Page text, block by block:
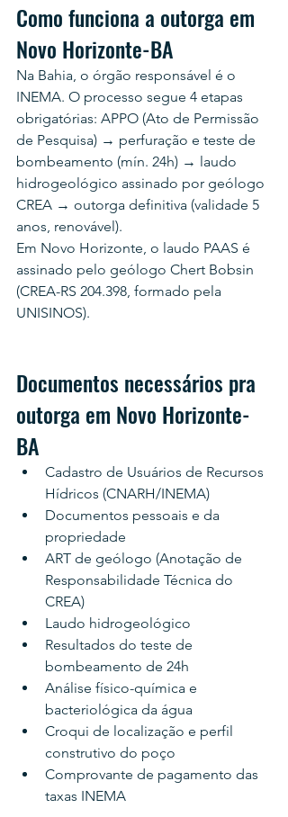
Como funciona a outorga em
Novo Horizonte-BA
Na Bahia, o órgão responsável é o
INEMA. O processo segue 4 etapas
obrigatórias: APPO (Ato de Permissão
de Pesquisa) → perfuração e teste de
bombeamento (mín. 24h) → laudo
hidrogeológico assinado por geólogo
CREA → outorga definitiva (validade 5
anos, renovável).
Em Novo Horizonte, o laudo PAAS é
assinado pelo geólogo Chert Bobsin
(CREA-RS 204.398, formado pela
UNISINOS).
Documentos necessários pra
outorga em Novo Horizonte-
BA
Cadastro de Usuários de Recursos
Hídricos (CNARH/INEMA)
Documentos pessoais e da
propriedade
ART de geólogo (Anotação de
Responsabilidade Técnica do
CREA)
Laudo hidrogeológico
Resultados do teste de
bombeamento de 24h
Análise físico-química e
bacteriológica da água
Croqui de localização e perfil
construtivo do poço
Comprovante de pagamento das
taxas INEMA